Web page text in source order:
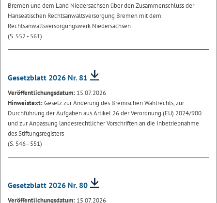
Bremen und dem Land Niedersachsen über den Zusammenschluss der
Hanseatischen Rechtsanwaltsversorgung Bremen mit dem
Rechtsanwaltsversorgungswerk Niedersachsen
(S. 552 - 561)
Gesetzblatt 2026 Nr. 81
Veröffentlichungsdatum: 15.07.2026
Hinweistext:Gesetz zur Änderung des Bremischen Wahlrechts, zur
Durchführung der Aufgaben aus Artikel 26 der Verordnung (EU) 2024/900
und zur Anpassung landesrechtlicher Vorschriften an die Inbetriebnahme
des Stiftungsregisters
(S. 546 - 551)
Gesetzblatt 2026 Nr. 80
Veröffentlichungsdatum: 15.07.2026